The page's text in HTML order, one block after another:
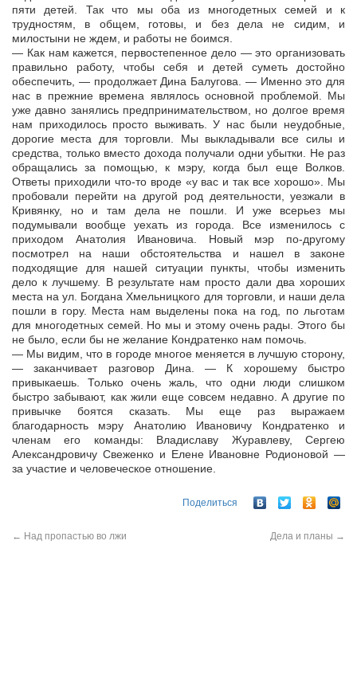
пяти детей. Так что мы оба из многодетных семей и к
трудностям, в общем, готовы, и без дела не сидим, и
милостыни не ждем, и работы не боимся.
— Как нам кажется, первостепенное дело — это организовать
правильно работу, чтобы себя и детей суметь достойно
обеспечить, — продолжает Дина Балугова. — Именно это для
нас в прежние времена являлось основной проблемой. Мы
уже давно занялись предпринимательством, но долгое время
нам приходилось просто выживать. У нас были неудобные,
дорогие места для торговли. Мы выкладывали все силы и
средства, только вместо дохода получали одни убытки. Не раз
обращались за помощью, к мэру, когда был еще Волков.
Ответы приходили что-то вроде «у вас и так все хорошо». Мы
пробовали перейти на другой род деятельности, уезжали в
Кривянку, но и там дела не пошли. И уже всерьез мы
подумывали вообще уехать из города. Все изменилось с
приходом Анатолия Ивановича. Новый мэр по-другому
посмотрел на наши обстоятельства и нашел в законе
подходящие для нашей ситуации пункты, чтобы изменить
дело к лучшему. В результате нам просто дали два хороших
места на ул. Богдана Хмельницкого для торговли, и наши дела
пошли в гору. Места нам выделены пока на год, по льготам
для многодетных семей. Но мы и этому очень рады. Этого бы
не было, если бы не желание Кондратенко нам помочь.
— Мы видим, что в городе многое меняется в лучшую сторону,
— заканчивает разговор Дина. — К хорошему быстро
привыкаешь. Только очень жаль, что одни люди слишком
быстро забывают, как жили еще совсем недавно. А другие по
привычке боятся сказать. Мы еще раз выражаем
благодарность мэру Анатолию Ивановичу Кондратенко и
членам его команды: Владиславу Журавлеву, Сергею
Александровичу Свеженко и Елене Ивановне Родионовой —
за участие и человеческое отношение.
Поделиться
← Над пропастью во лжи Дела и планы →